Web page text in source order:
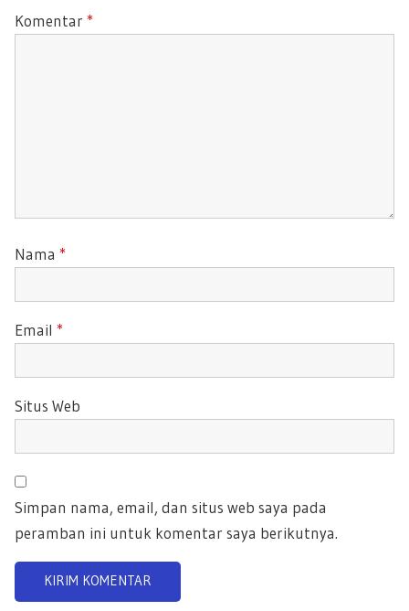
:
:
Komentar *
Nama *
Email *
Situs Web
Simpan nama, email, dan situs web saya pada
peramban ini untuk komentar saya berikutnya.